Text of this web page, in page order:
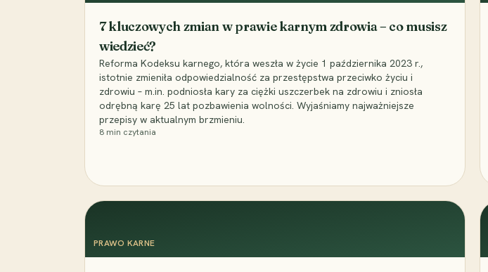
7 kluczowych zmian w prawie karnym zdrowia – co musisz
wiedzieć?
Reforma Kodeksu karnego, która weszła w życie 1 października 2023 r.,
istotnie zmieniła odpowiedzialność za przestępstwa przeciwko życiu i
zdrowiu – m.in. podniosła kary za ciężki uszczerbek na zdrowiu i zniosła
odrębną karę 25 lat pozbawienia wolności. Wyjaśniamy najważniejsze
przepisy w aktualnym brzmieniu.
8 min czytania
PRAWO KARNE